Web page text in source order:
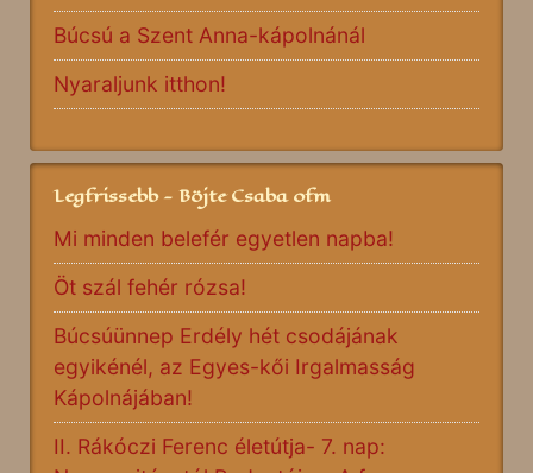
Búcsú a Szent Anna-kápolnánál
Nyaraljunk itthon!
Legfrissebb - Böjte Csaba ofm
Mi minden belefér egyetlen napba!
Öt szál fehér rózsa!
Búcsúünnep Erdély hét csodájának
egyikénél, az Egyes-kői Irgalmasság
Kápolnájában!
II. Rákóczi Ferenc életútja- 7. nap: